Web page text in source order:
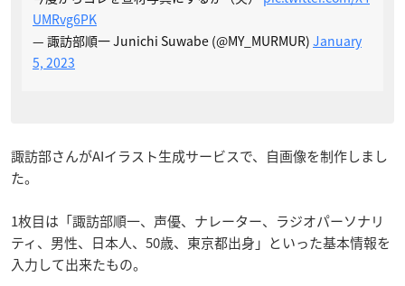
UMRvg6PK
— 諏訪部順一 Junichi Suwabe (@MY_MURMUR) January
5, 2023
諏訪部さんがAIイラスト生成サービスで、自画像を制作しまし
た。
1枚目は「諏訪部順一、声優、ナレーター、ラジオパーソナリ
ティ、男性、日本人、50歳、東京都出身」といった基本情報を
入力して出来たもの。